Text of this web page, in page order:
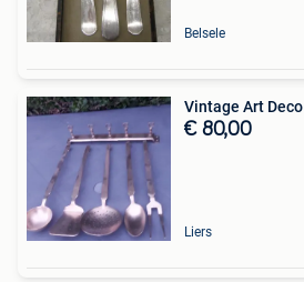
Belsele
Vintage Art Deco
€ 80,00
Liers